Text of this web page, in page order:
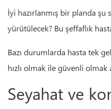
İyi hazırlanmış bir planda şu
yürütülecek? Bu şeffaflık
Bazı durumlarda hasta tek
hızlı olmak ile güvenli
Seyahat ve